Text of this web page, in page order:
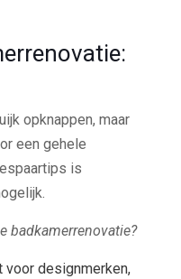
opknappen, maar
een gehele
is
badkamerrenovatie?
voor designmerken,